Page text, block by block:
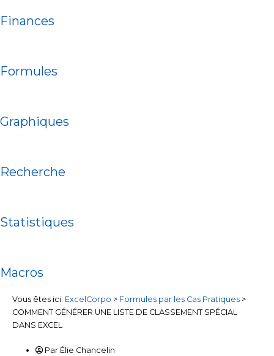
Finances
Formules
Graphiques
Recherche
Statistiques
Macros
Vous êtes ici: ExcelCorpo > Formules par les Cas Pratiques >
COMMENT GÉNÉRER UNE LISTE DE CLASSEMENT SPÉCIAL
DANS EXCEL
Par Élie Chancelin